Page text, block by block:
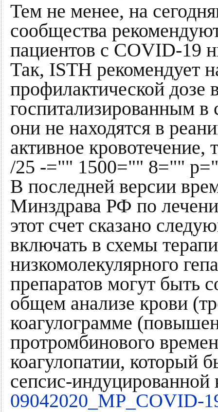
Тем не менее, на
сообщества
пациентов с COVID-19
Так, ISTH рекомендует
профилактической дозе
госпитализированным
они не находятся в
активное кровотечение,
/25 -="" 1500="" 8=""
В последней версии
Минздрава РФ по
этот счет сказано
включать в схемы
низкомолекулярного
препаратов могут быть
общем анализе крови
коагулограмме
протромбинового
коагулопатии, который
сепсис-
09042020_МР_COVID-